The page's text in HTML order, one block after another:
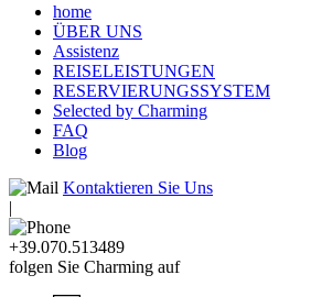
home
ÜBER UNS
Assistenz
REISELEISTUNGEN
RESERVIERUNGSSYSTEM
Selected by Charming
FAQ
Blog
Kontaktieren Sie Uns
|
+39.070.513489
folgen Sie Charming auf